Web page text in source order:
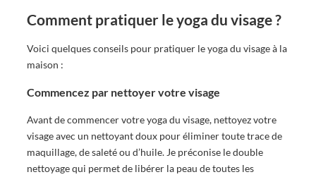
Comment pratiquer le yoga du visage ?
Voici quelques conseils pour pratiquer le yoga du visage à la
maison :
Commencez par nettoyer votre visage
Avant de commencer votre yoga du visage, nettoyez votre
visage avec un nettoyant doux pour éliminer toute trace de
maquillage, de saleté ou d’huile. Je préconise le double
nettoyage qui permet de libérer la peau de toutes les